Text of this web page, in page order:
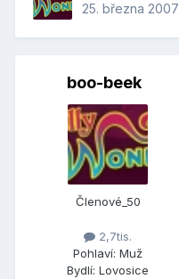
25. března 2007
boo-beek
Členové_50
2,7tis.
Pohlaví: Muž
Bydlí: Lovosice